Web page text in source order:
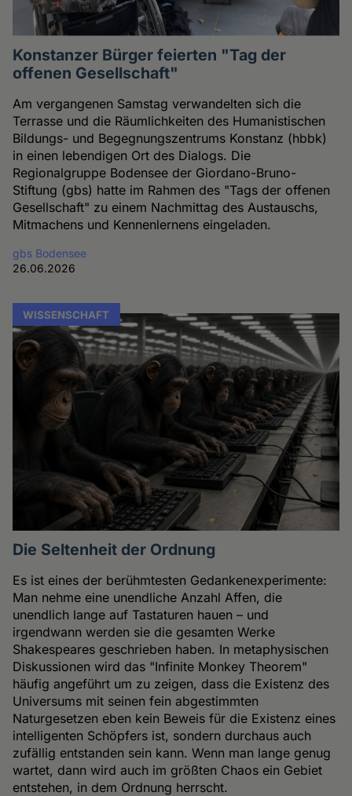
Konstanzer Bürger feierten "Tag der
offenen Gesellschaft"
Am vergangenen Samstag verwandelten sich die
Terrasse und die Räumlichkeiten des Humanistischen
Bildungs- und Begegnungszentrums Konstanz (hbbk)
in einen lebendigen Ort des Dialogs. Die
Regionalgruppe Bodensee der Giordano-Bruno-
Stiftung (gbs) hatte im Rahmen des "Tags der offenen
Gesellschaft" zu einem Nachmittag des Austauschs,
Mitmachens und Kennenlernens eingeladen.
gbs Bodensee
26.06.2026
WISSENSCHAFT
Die Seltenheit der Ordnung
Es ist eines der berühmtesten Gedankenexperimente:
Man nehme eine unendliche Anzahl Affen, die
unendlich lange auf Tastaturen hauen – und
irgendwann werden sie die gesamten Werke
Shakespeares geschrieben haben. In metaphysischen
Diskussionen wird das "Infinite Monkey Theorem"
häufig angeführt um zu zeigen, dass die Existenz des
Universums mit seinen fein abgestimmten
Naturgesetzen eben kein Beweis für die Existenz eines
intelligenten Schöpfers ist, sondern durchaus auch
zufällig entstanden sein kann. Wenn man lange genug
wartet, dann wird auch im größten Chaos ein Gebiet
entstehen, in dem Ordnung herrscht.